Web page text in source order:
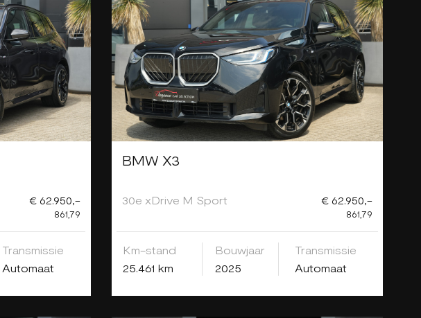
€ 62.950,-
861,79
Transmissie
Automaat
BMW X3
30e xDrive M Sport € 62.950,-
861,79
Km-stand
25.461 km
Bouwjaar
2025
Transmissie
Automaat